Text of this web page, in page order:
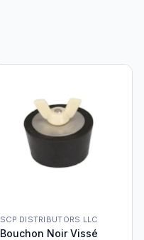
SCP DISTRIBUTORS LLC
Bouchon Noir Vissé